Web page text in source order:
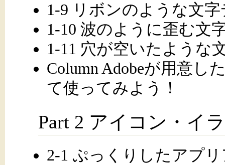
1-9 リボンのような文
1-10 波のように歪む文
1-11 穴が空いたような
Column Adobeが用意し
て使ってみよう！
Part 2 アイコン・イ
2-1 ぷっくりしたアプ